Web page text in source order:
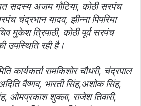
सदस्य अजय गौटिया, कोठी सरपंच
चंद्रभान यादव, झीन्ना पिपरिया
मुकेश त्रिपाठी, कोठी पूर्व सरपंच
रही है।
कार्यकर्ता रामकिशोर चौधरी, चंद्रपाल
वैष्णव, भारती सिंह,अशोक सिंह,
ओमप्रकाश शुक्ला, राजेश तिवारी,